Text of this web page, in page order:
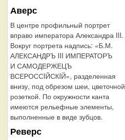
Аверс
В центре профильный портрет
вправо императора Александра III.
Вокруг портрета надпись: «Б.М.
АЛЕКСАНДРЪ III ИМПЕРАТОРЪ
И САМОДЕРЖЕЦЪ
ВСЕРОССIЙСКIЙ», разделенная
внизу, под обрезом шеи, цветочной
розеткой. По окружности канта
имеются рельефные элементы,
выполненные в виде зубцов.
Реверс